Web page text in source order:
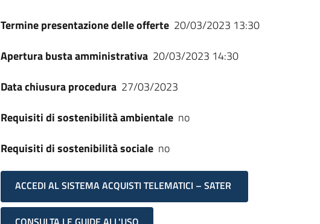
Termine presentazione delle offerte 20/03/2023 13:30
Apertura busta amministrativa 20/03/2023 14:30
Data chiusura procedura 27/03/2023
Requisiti di sostenibilità ambientale no
Requisiti di sostenibilità sociale no
ACCEDI AL SISTEMA ACQUISTI TELEMATICI – SATER